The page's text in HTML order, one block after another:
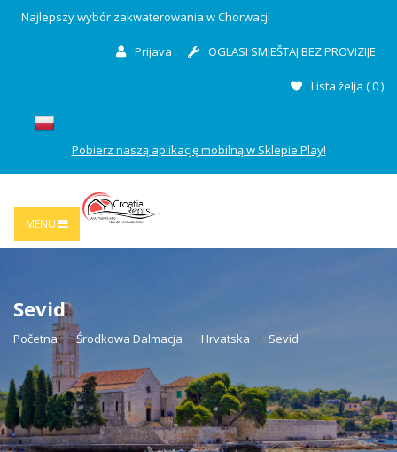
Najlepszy wybór zakwaterowania w Chorwacji
Prijava OGLASI SMJEŠTAJ BEZ PROVIZIJE
Lista želja (0)
Pobierz naszą aplikację mobilną w Sklepie Play!
MENU
Sevid
Početna Środkowa Dalmacja Hrvatska Sevid